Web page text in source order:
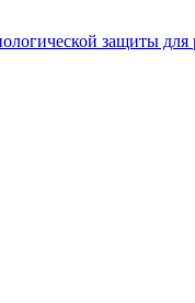
защиты